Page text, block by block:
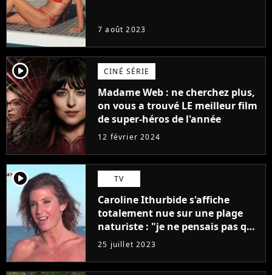
7 août 2023
player2 CINÉ SÉRIE
Madame Web : ne cherchez plus,
on vous a trouvé LE meilleur film
de super-héros de l'année
12 février 2024
player2 TV
Caroline Ithurbide s'affiche
totalement nue sur une plage
naturiste : "je ne pensais pas que
j'arriverais à le faire..."
25 juillet 2023